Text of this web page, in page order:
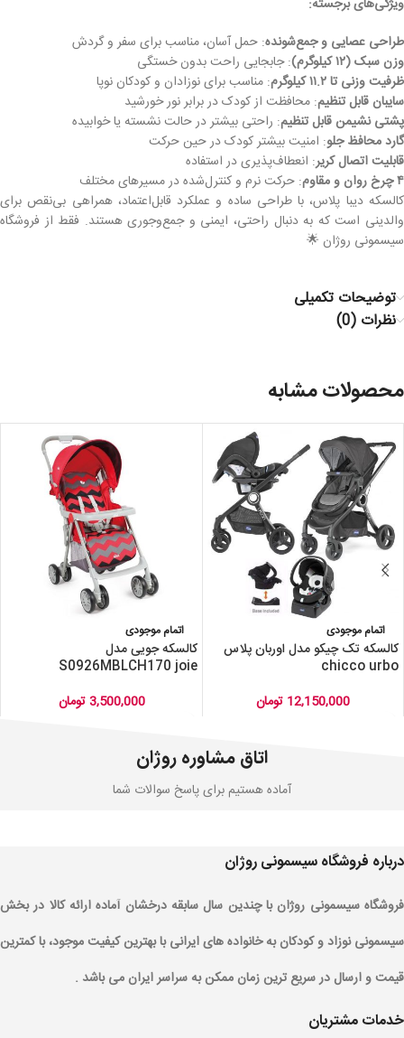
ویژگی‌های برجسته:
طراحی عصایی و جمع‌شونده: حمل آسان، مناسب برای سفر و گردش
وزن سبک (۱۲ کیلوگرم)
: جابجایی راحت بدون خستگی
ظرفیت وزنی تا ۱۱.۲ کیلوگرم
: مناسب برای نوزادان و کودکان نوپا
سایبان قابل تنظیم: محافظت از کودک در برابر نور خورشید
پشتی نشیمن قابل تنظیم: راحتی بیشتر در حالت نشسته یا خوابیده
گارد محافظ جلو: امنیت بیشتر کودک در حین حرکت
قابلیت اتصال کریر: انعطاف‌پذیری در استفاده
۴ چرخ روان و مقاوم
: حرکت نرم و کنترل‌شده در مسیرهای مختلف
کالسکه دیبا پلاس، با طراحی ساده و عملکرد قابل‌اعتماد، همراهی بی‌نقص برای
والدینی است که به دنبال راحتی، ایمنی و جمع‌وجوری هستند. فقط از فروشگاه
سیسمونی روژان 🌟
توضیحات تکمیلی
نظرات (0)
محصولات مشابه
اتمام موجودی
کالسکه تک چیکو مدل اوربان پلاس
chicco urbo
12,150,000 تومان
اتمام موجودی
کالسکه جویی مدل
S0926MBLCH170 joie
3,500,000 تومان
اتاق مشاوره روژان
آماده هستیم برای پاسخ سوالات شما
درباره فروشگاه سیسمونی روژان
فروشگاه سیسمونی روژان با چندین سال سابقه درخشان آماده ارائه کالا در بخش
سیسمونی نوزاد و کودکان به خانواده های ایرانی با بهترین کیفیت موجود، با کمترین
قیمت و ارسال در سریع ترین زمان ممکن به سراسر ایران می باشد .
خدمات مشتریان